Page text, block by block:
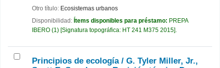
Otro título: Ecosistemas urbanos
Disponibilidad: Ítems disponibles para préstamo: PREPA
IBERO (1) Signatura topográfica: HT 241 M375 2015 .
Principios de ecología / G. Tyler Miller, Jr.,